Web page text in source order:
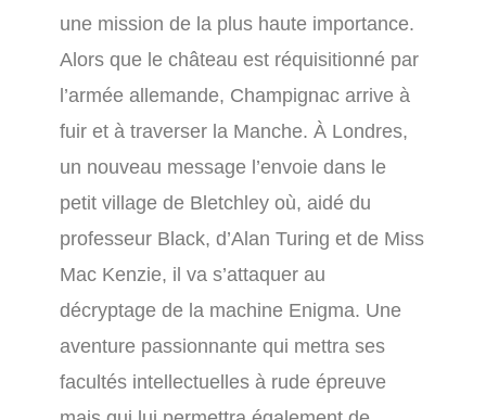
une mission de la plus haute importance.
Alors que le château est réquisitionné par
l’armée allemande, Champignac arrive à
fuir et à traverser la Manche. À Londres,
un nouveau message l’envoie dans le
petit village de Bletchley où, aidé du
professeur Black, d’Alan Turing et de Miss
Mac Kenzie, il va s’attaquer au
décryptage de la machine Enigma. Une
aventure passionnante qui mettra ses
facultés intellectuelles à rude épreuve